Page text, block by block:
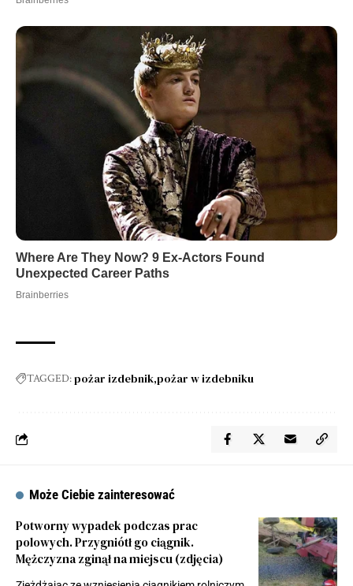
TAGGED:pożar izdebnik pożar w izdebniku
Może Ciebie zainteresować
Potworny wypadek podczas prac
polowych. Przygniótł go ciągnik.
Mężczyzna zginął na miejscu (zdjęcia)